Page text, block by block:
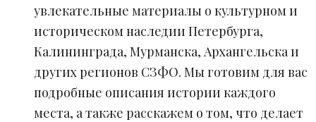
увлекательные материалы о культурном и
историческом наследии Петербурга,
Калининграда, Мурманска, Архангельска и
других регионов СЗФО. Мы готовим для вас
подробные описания истории каждого
места, а также расскажем о том, что делает